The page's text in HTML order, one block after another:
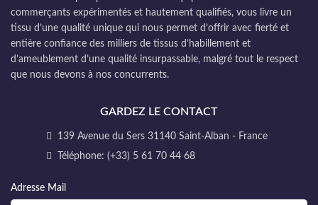
commerçants expérimentés et hautement qualifiés, vous livre un
tissu d’une qualité unique qui nous permet d’offrir avec fierté et
entière confiance des milliers de tissus d’habillement et
d’ameublement d’une qualité insurpassable, malgré tout le respect
que nous devons à nos concurrents.
GARDEZ LE CONTACT
139 Avenue du Sers 31140 Saint-Alban - France
Téléphone: (+33) 5 61 70 44 68
Adresse Mail